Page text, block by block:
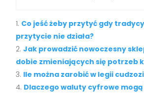
Co jeść żeby przytyć gdy
przytycie nie działa?
Jak prowadzić nowoczesny
dobie zmieniających się potrzeb
Ile można zarobić w legii
Dlaczego waluty cyfrowe mogą